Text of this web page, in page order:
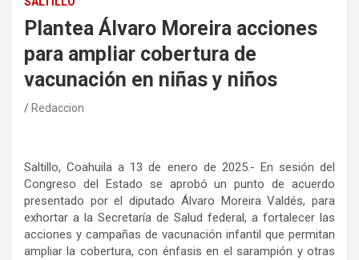
Plantea Álvaro Moreira acciones
para ampliar cobertura de
vacunación en niñas y niños
Redaccion
Saltillo, Coahuila a 13 de enero de 2025.- En sesión del
Congreso del Estado se aprobó un punto de acuerdo
presentado por el diputado Álvaro Moreira Valdés, para
exhortar a la Secretaría de Salud federal, a fortalecer las
acciones y campañas de vacunación infantil que permitan
ampliar la cobertura, con énfasis en el sarampión y otras